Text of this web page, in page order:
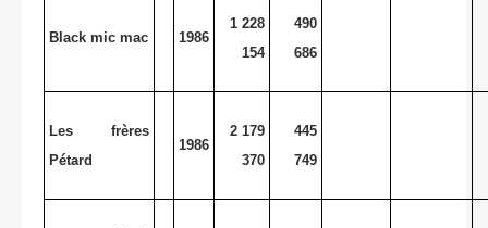
Black mic mac 1986
1 228
154
490
686
Les frères
Pétard
1986
2 179
370
445
749